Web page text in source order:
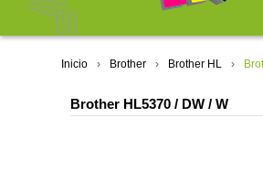
Inicio Brother Brother HL
Brother HL5370 / DW / W